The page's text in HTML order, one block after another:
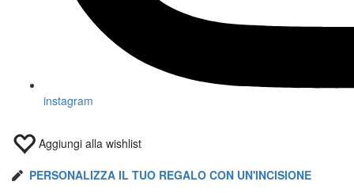
instagram
Aggiungi alla wishlist
PERSONALIZZA IL TUO REGALO CON UN'INCISIONE